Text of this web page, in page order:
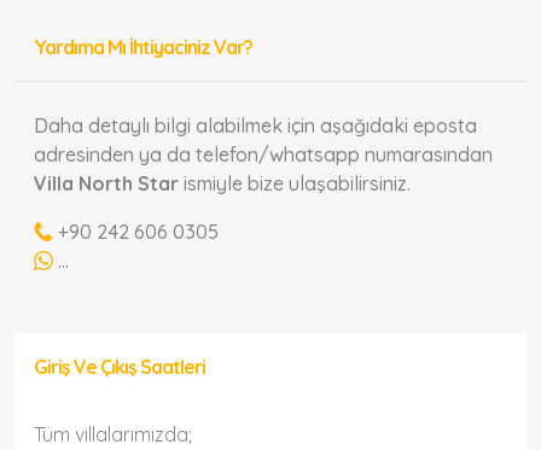
Yardıma Mı İhtiyaciniz Var?
Daha detaylı bilgi alabilmek için aşağıdaki eposta
adresinden ya da telefon/whatsapp numarasından
Villa North Star ismiyle bize ulaşabilirsiniz.
+90 242 606 0305
...
Giriş Ve Çıkış Saatleri
Tüm villalarımızda;